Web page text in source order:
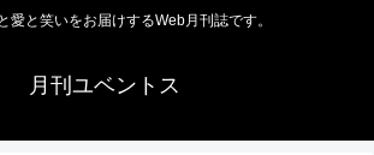
愛と笑いをお届けするWeb月刊誌です。
月刊ユベントス